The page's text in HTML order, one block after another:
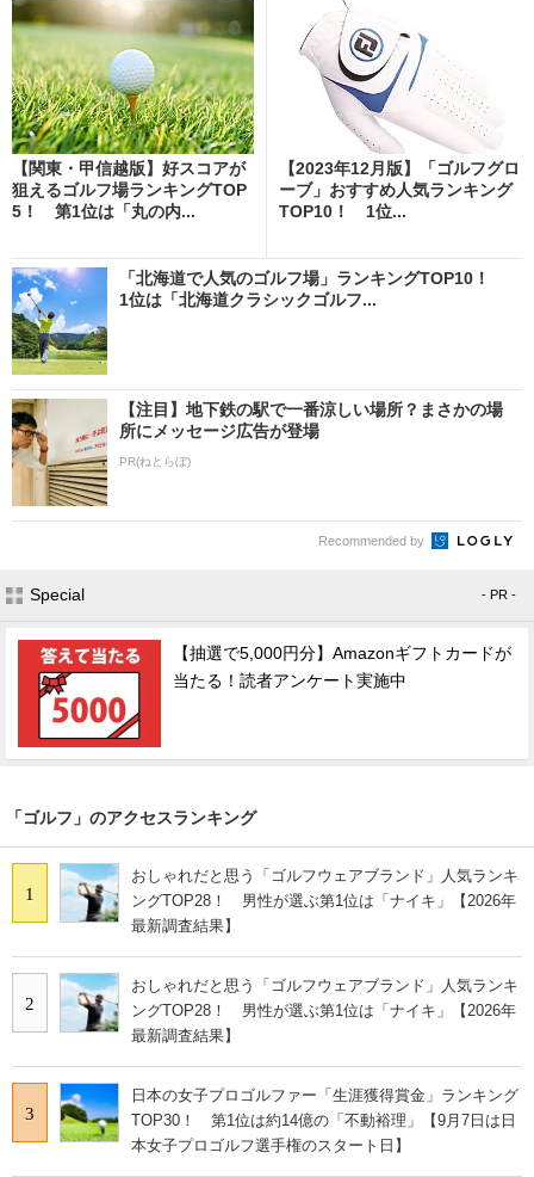
【関東・甲信越版】好スコアが
狙えるゴルフ場ランキングTOP
5！ 第1位は「丸の内...
【2023年12月版】「ゴルフグロ
ーブ」おすすめ人気ランキング
TOP10！ 1位...
「北海道で人気のゴルフ場」ランキングTOP10！
1位は「北海道クラシックゴルフ...
【注目】地下鉄の駅で一番涼しい場所？まさかの場
所にメッセージ広告が登場
PR(ねとらぼ)
Recommended by
Special - PR -
【抽選で5,000円分】Amazonギフトカードが
当たる！読者アンケート実施中
「ゴルフ」のアクセスランキング
1
おしゃれだと思う「ゴルフウェアブランド」人気ランキ
ングTOP28！ 男性が選ぶ第1位は「ナイキ」【2026年
最新調査結果】
2
おしゃれだと思う「ゴルフウェアブランド」人気ランキ
ングTOP28！ 男性が選ぶ第1位は「ナイキ」【2026年
最新調査結果】
3
日本の女子プロゴルファー「生涯獲得賞金」ランキング
TOP30！ 第1位は約14億の「不動裕理」【9月7日は日
本女子プロゴルフ選手権のスタート日】